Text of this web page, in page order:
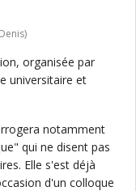
organisée par
universitaire et
notamment
qui ne disent pas
Elle s'est déjà
d'un colloque